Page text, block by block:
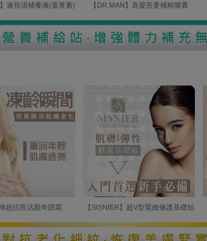
】速視清補養液(葉黃素) 【DR.MAN】吾愛吾妻補精膠囊
超抗痕活顏奇蹟霜 【SISNIER】超V型緊緻修護基礎組